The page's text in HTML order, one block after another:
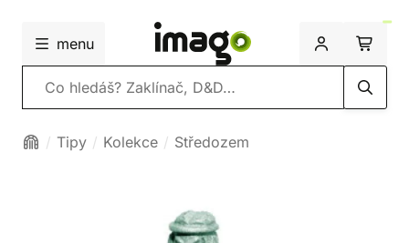
menu
Vyhledávání
Tipy Kolekce Středozem